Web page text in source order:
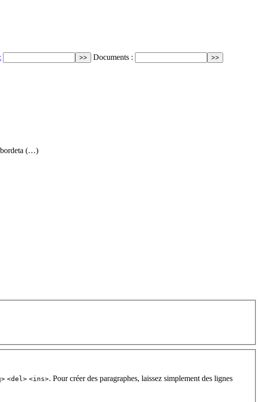
Documents :
bordeta (…)
<del> <ins>. Pour créer des paragraphes, laissez simplement des lignes